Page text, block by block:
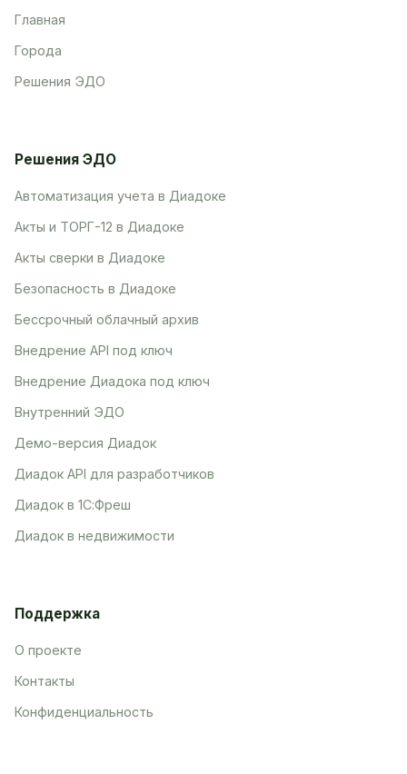
Главная
Города
Решения ЭДО
Решения ЭДО
Автоматизация учета в Диадоке
Акты и ТОРГ-12 в Диадоке
Акты сверки в Диадоке
Безопасность в Диадоке
Бессрочный облачный архив
Внедрение API под ключ
Внедрение Диадока под ключ
Внутренний ЭДО
Демо-версия Диадок
Диадок API для разработчиков
Диадок в 1С:Фреш
Диадок в недвижимости
Поддержка
О проекте
Контакты
Конфиденциальность